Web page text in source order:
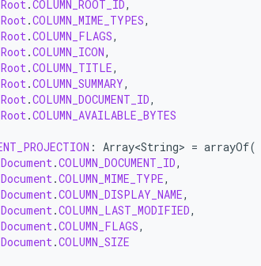
Root.COLUMN_ROOT_ID,
Root.COLUMN_MIME_TYPES,
Root.COLUMN_FLAGS,
Root.COLUMN_ICON,
Root.COLUMN_TITLE,
Root.COLUMN_SUMMARY,
Root.COLUMN_DOCUMENT_ID,
Root.COLUMN_AVAILABLE_BYTES
: Array<String> = arrayOf(
Document.COLUMN_DOCUMENT_ID,
Document.COLUMN_MIME_TYPE,
Document.COLUMN_DISPLAY_NAME,
Document.COLUMN_LAST_MODIFIED,
Document.COLUMN_FLAGS,
Document.COLUMN_SIZE